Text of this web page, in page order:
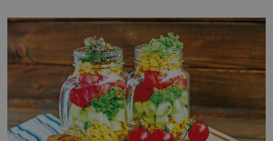
blonďaté vlásky. Fakt, že jsou těla dávných lidí nesmírně
dobře zachovalá, přičítají odborníci zdejším klimatickým
podmínkám. Sucho, prosolené písky a extrémně